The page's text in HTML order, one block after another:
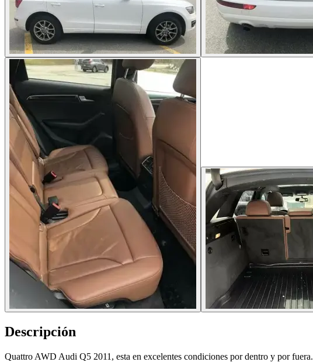
Descripción
Quattro AWD Audi Q5 2011, esta en excelentes condiciones por dentro y por fuera.